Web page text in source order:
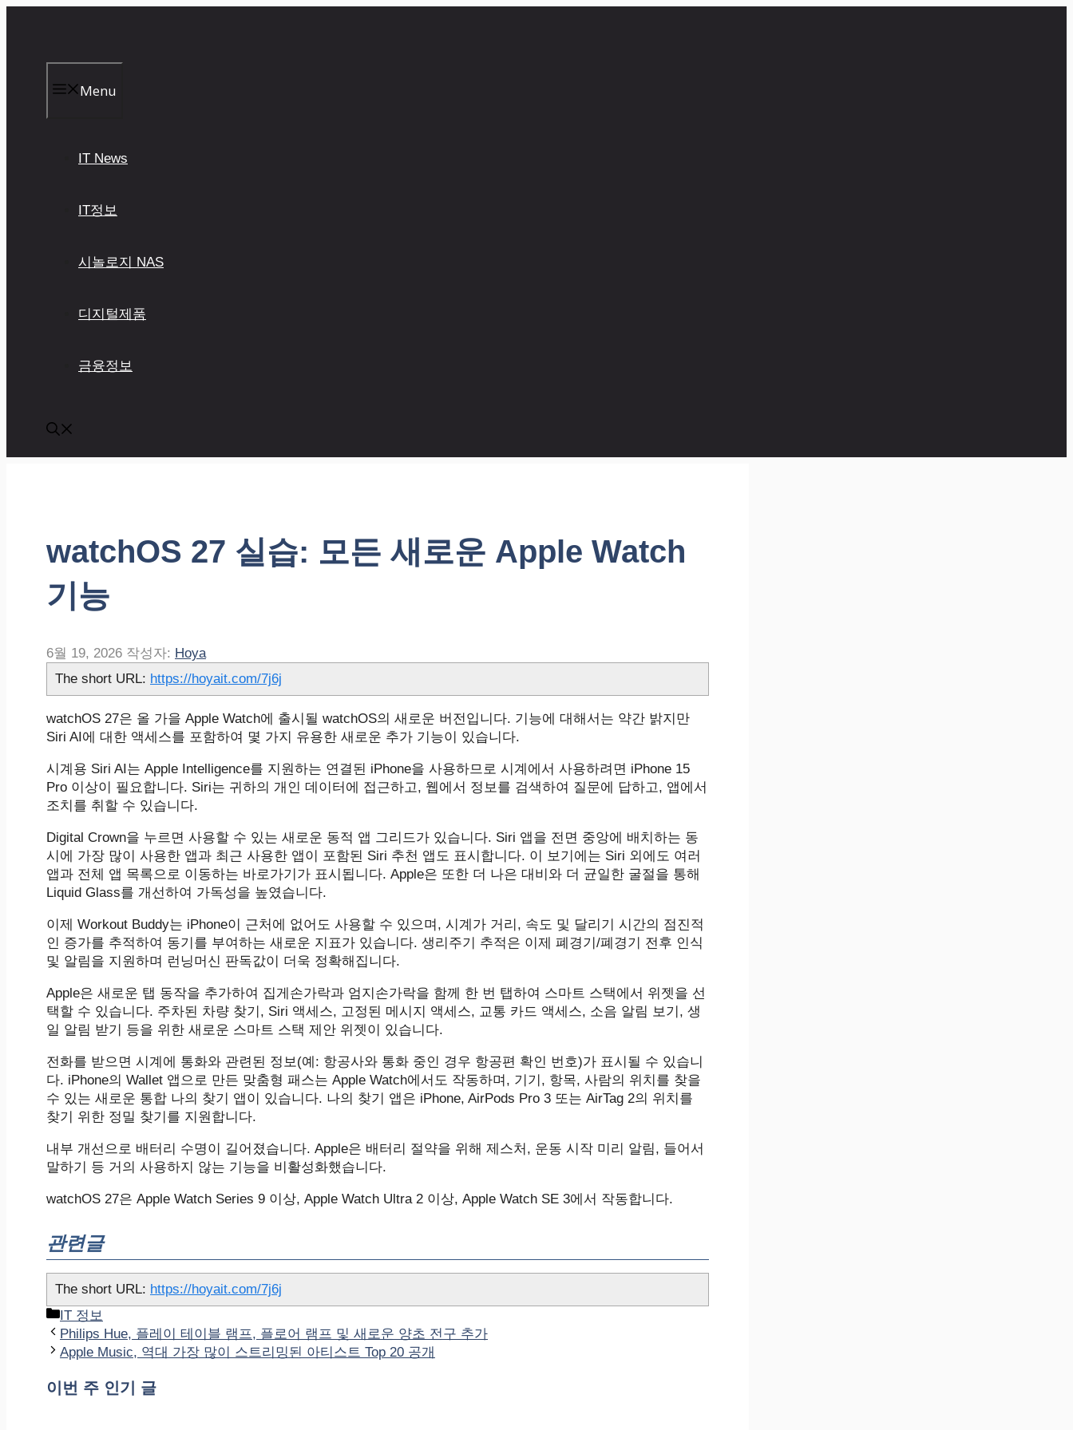
Menu
IT News
IT정보
시놀로지 NAS
디지털제품
금융정보
watchOS 27 실습: 모든 새로운 Apple Watch
기능
6월 19, 2026 작성자: Hoya
The short URL: https://hoyait.com/7j6j
watchOS 27은 올 가을 Apple Watch에 출시될 watchOS의 새로운 버전입니다. 기능에 대해서는 약간 밝지만
Siri AI에 대한 액세스를 포함하여 몇 가지 유용한 새로운 추가 기능이 있습니다.
시계용 Siri AI는 Apple Intelligence를 지원하는 연결된 iPhone을 사용하므로 시계에서 사용하려면 iPhone 15
Pro 이상이 필요합니다. ‌Siri‌는 귀하의 개인 데이터에 접근하고, 웹에서 정보를 검색하여 질문에 답하고, 앱에서
조치를 취할 수 있습니다.
Digital Crown을 누르면 사용할 수 있는 새로운 동적 앱 그리드가 있습니다. Siri 앱을 전면 중앙에 배치하는 동
시에 가장 많이 사용한 앱과 최근 사용한 앱이 포함된 Siri 추천 앱도 표시합니다. 이 보기에는 Siri 외에도 여러
앱과 전체 앱 목록으로 이동하는 바로가기가 표시됩니다. Apple은 또한 더 나은 대비와 더 균일한 굴절을 통해
Liquid Glass를 개선하여 가독성을 높였습니다.
이제 Workout Buddy는 iPhone이 근처에 없어도 사용할 수 있으며, 시계가 거리, 속도 및 달리기 시간의 점진적
인 증가를 추적하여 동기를 부여하는 새로운 지표가 있습니다. 생리주기 추적은 이제 폐경기/폐경기 전후 인식
및 알림을 지원하며 런닝머신 판독값이 더욱 정확해집니다.
Apple은 새로운 탭 동작을 추가하여 집게손가락과 엄지손가락을 함께 한 번 탭하여 스마트 스택에서 위젯을 선
택할 수 있습니다. 주차된 차량 찾기, Siri 액세스, 고정된 메시지 액세스, 교통 카드 액세스, 소음 알림 보기, 생
일 알림 받기 등을 위한 새로운 스마트 스택 제안 위젯이 있습니다.
전화를 받으면 시계에 통화와 관련된 정보(예: 항공사와 통화 중인 경우 항공편 확인 번호)가 표시될 수 있습니
다. iPhone의 Wallet 앱으로 만든 맞춤형 패스는 Apple Watch에서도 작동하며, 기기, 항목, 사람의 위치를 ​​찾을
수 있는 새로운 통합 나의 찾기 앱이 있습니다. 나의 찾기 앱은 iPhone, AirPods Pro 3 또는 AirTag 2의 위치를
찾기 위한 정밀 찾기를 지원합니다.
내부 개선으로 배터리 수명이 길어졌습니다. Apple은 배터리 절약을 위해 제스처, 운동 시작 미리 알림, 들어서
말하기 등 거의 사용하지 않는 기능을 비활성화했습니다.
‌watchOS 27‌은 Apple Watch Series 9 이상, Apple Watch Ultra 2 이상, Apple Watch SE 3에서 작동합니다.
관련글
The short URL: https://hoyait.com/7j6j
카
테
고
IT 정보
Philips Hue, 플레이 테이블 램프, 플로어 램프 및 새로운 양초 전구 추가
Apple Music, 역대 가장 많이 스트리밍된 아티스트 Top 20 공개
이번 주 인기 글